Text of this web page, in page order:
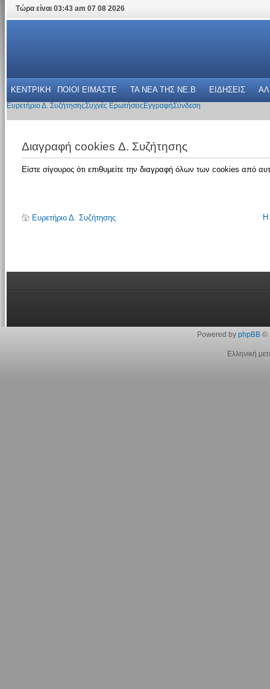
Τώρα είναι 03:43 am 07 08 2026
ΚΕΝΤΡΙΚΗ ΠΟΙΟΙ ΕΙΜΑΣΤΕ ΤΑ ΝΕΑ THΣ NE.B ΕΙΔΗΣΕΙΣ
Ευρετήριο Δ. ΣυζήτησηςΣυχνές Ερωτήσεις ΕγγραφήΣύνδεση
Διαγραφή cookies Δ. Συζήτησης
Είστε σίγουρος ότι επιθυμείτε την διαγραφή όλων των cookies από
Ευρετήριο Δ. Συζήτησης Η
Powered by phpBB©
Ελληνική